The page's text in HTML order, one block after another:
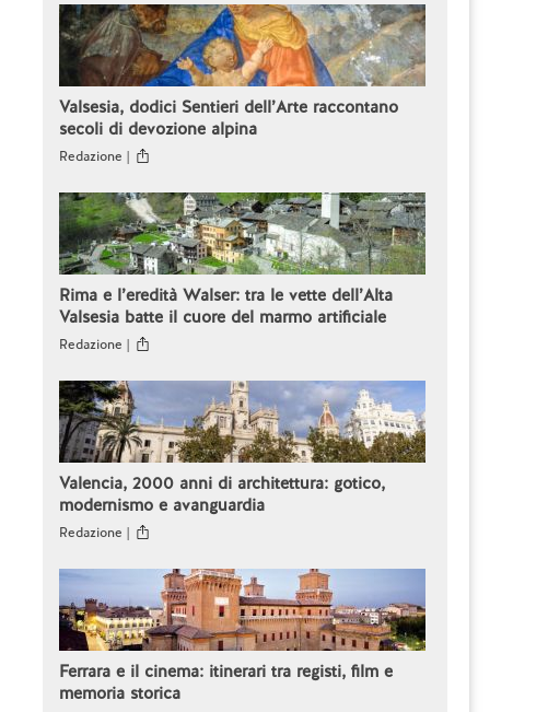
Valsesia, dodici Sentieri dell’Arte raccontano
secoli di devozione alpina
Redazione |
Rima e l’eredità Walser: tra le vette dell’Alta
Valsesia batte il cuore del marmo artificiale
Redazione |
Valencia, 2000 anni di architettura: gotico,
modernismo e avanguardia
Redazione |
Ferrara e il cinema: itinerari tra registi, film e
memoria storica